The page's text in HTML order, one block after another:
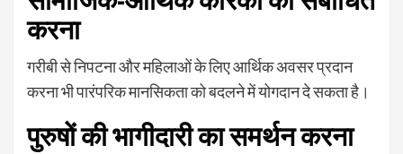
करना
गरीबी से निपटना और महिलाओं के लिए आर्थिक अवसर प्रदान
करना भी पारंपरिक मानसिकता को बदलने में योगदान दे सकता है।
पुरुषों की भागीदारी का समर्थन करना